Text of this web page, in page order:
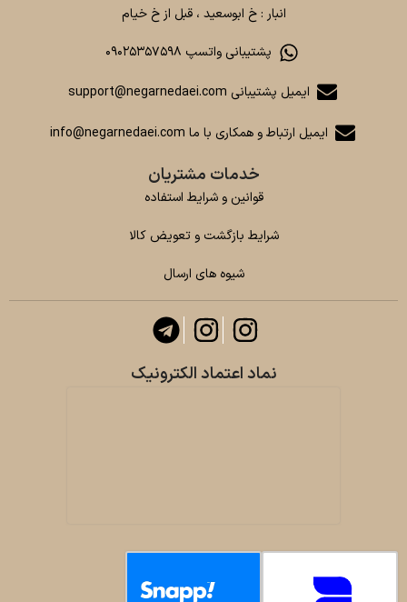
انبار : خ ابوسعید ، قبل از خ خیام
پشتیبانی واتسپ ۰۹۰۲۵۳۵۷۵۹۸
ایمیل پشتیبانی support@negarnedaei.com
ایمیل ارتباط و همکاری با ما info@negarnedaei.com
خدمات مشتریان
قوانین و شرایط استفاده
شرایط بازگشت و تعویض کالا
شیوه های ارسال
نماد اعتماد الکترونیک